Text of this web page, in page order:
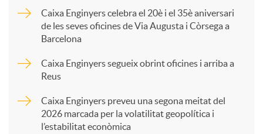
Caixa Enginyers celebra el 20è i el 35è aniversari
de les seves oficines de Via Augusta i Còrsega a
Barcelona
Caixa Enginyers segueix obrint oficines i arriba a
Reus
Caixa Enginyers preveu una segona meitat del
2026 marcada per la volatilitat geopolítica i
l’estabilitat econòmica